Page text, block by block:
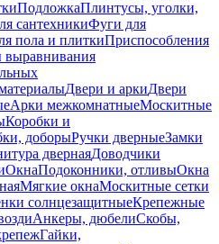
ПодложкаПлинтусы, уголки,
сантехникиФуги для
пола и плиткиПриспособления
Двери и аркиДвери
Арки межкомнатныеМоскитные
Коробки и
доборыРучки дверныеЗамки
двернаяДоводчики
ОкнаПодоконники, отливыОкна
Мягкие окнаМоскитные сетки
солнцезащитныеКрепежные
Анкеры, дюбелиСкобы,
Гайки,